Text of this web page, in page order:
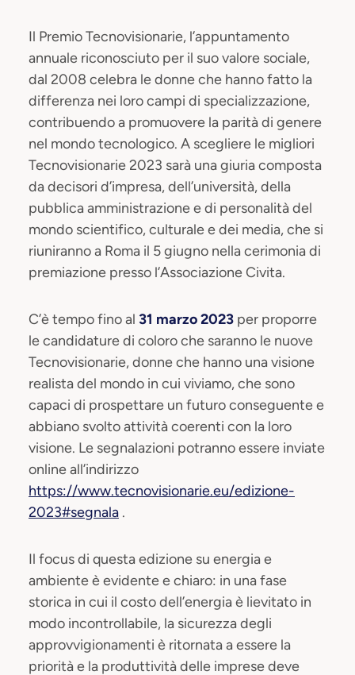
Il Premio Tecnovisionarie, l’appuntamento
annuale riconosciuto per il suo valore sociale,
dal 2008 celebra le donne che hanno fatto la
differenza nei loro campi di specializzazione,
contribuendo a promuovere la parità di genere
nel mondo tecnologico. A scegliere le migliori
Tecnovisionarie 2023 sarà una giuria composta
da decisori d’impresa, dell’università, della
pubblica amministrazione e di personalità del
mondo scientifico, culturale e dei media, che si
riuniranno a Roma il 5 giugno nella cerimonia di
premiazione presso l’Associazione Civita.
C’è tempo fino al 31 marzo 2023 per proporre
le candidature di coloro che saranno le nuove
Tecnovisionarie, donne che hanno una visione
realista del mondo in cui viviamo, che sono
capaci di prospettare un futuro conseguente e
abbiano svolto attività coerenti con la loro
visione. Le segnalazioni potranno essere inviate
online all’indirizzo
https://www.tecnovisionarie.eu/edizione-
2023#segnala .
Il focus di questa edizione su energia e
ambiente è evidente e chiaro: in una fase
storica in cui il costo dell’energia è lievitato in
modo incontrollabile, la sicurezza degli
approvvigionamenti è ritornata a essere la
priorità e la produttività delle imprese deve